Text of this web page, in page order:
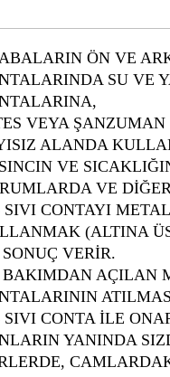
ÖN VE
SU VE
VEYA
ALANDA
VE
VE
SIVI CONTAYI
(ALTINA
VERİR.
AÇILAN
SIVI CONTA İLE
YANINDA